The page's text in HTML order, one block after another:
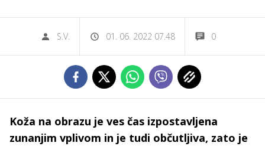
S.V. 01. 06. 2022 07.48 0
Koža na obrazu je ves čas izpostavljena
zunanjim vplivom in je tudi občutljiva, zato je